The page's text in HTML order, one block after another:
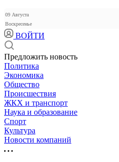
09 Августа
Воскресенье
ВОЙТИ
Предложить новость
Политика
Экономика
Общество
Происшествия
ЖКХ и транспорт
Наука и образование
Спорт
Культура
Новости компаний